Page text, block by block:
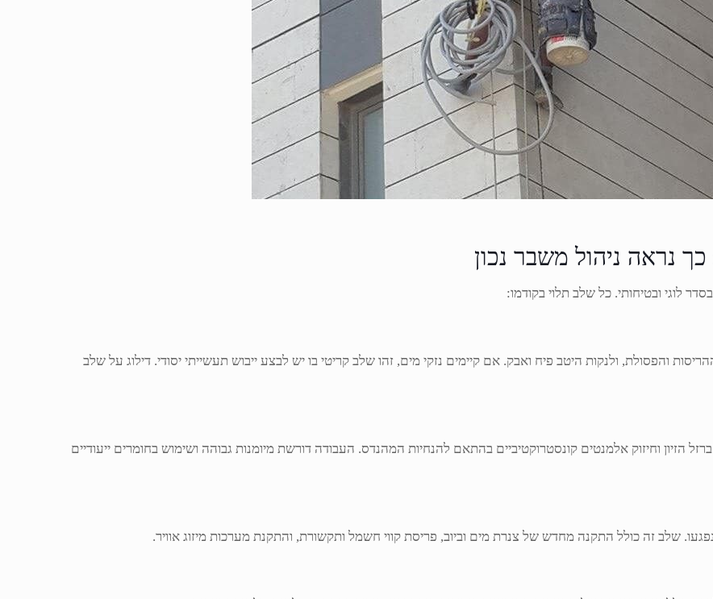
נראה ניהול משבר נכון
לוגי ובטיחותי. כל שלב תלוי בקודמו:
והפסולת, ולנקות היטב פיח ואבק. אם קיימים נזקי מים, זהו שלב קריטי בו יש לבצע ייבוש תעשייתי יסודי. דילוג על שלב
הזיון וחיזוק אלמנטים קונסטרוקטיביים בהתאם להנחיות המהנדס. העבודה דורשת מיומנות גבוהה ושימוש בחומרים ייעודיים
שלב זה כולל התקנה מחדש של צנרת מים וביוב, פריסת קווי חשמל ותקשורת, והתקנת מערכות מיזוג אוויר.